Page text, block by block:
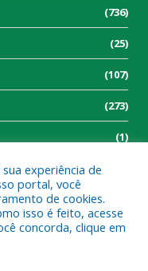
(736)
(25)
(107)
(273)
(1)
Municipal de Tucumã.
experiência de
portal, você
de cookies.
isso é feito, acesse
concorda, clique em